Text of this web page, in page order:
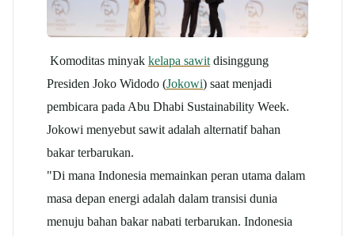
Komoditas minyak kelapa sawitdisinggung
Presiden Joko Widodo (Jokowi) saat menjadi
pembicara pada Abu Dhabi Sustainability Week.
Jokowi menyebut sawit adalah alternatif bahan
bakar terbarukan.
"Di mana Indonesia memainkan peran utama dalam
masa depan energi adalah dalam transisi dunia
menuju bahan bakar nabati terbarukan. Indonesia